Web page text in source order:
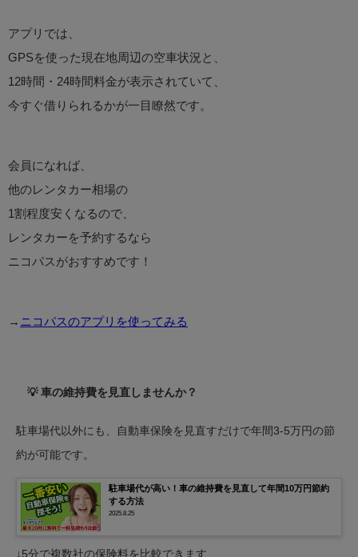
アプリでは、
GPSを使った現在地周辺の空車状況と、
12時間・24時間料金が表示されていて、
今すぐ借りられるかが一目瞭然です。
会員になれば、
他のレンタカー相場の
1割程度安くなるので、
レンタカーを予約するなら
ニコパスがおすすめです！
→ ニコパスのアプリを使ってみる
💡 車の維持費を見直しませんか？
駐車場代以外にも、自動車保険を見直すだけで年間3-5万円の節
約が可能です。
駐車場代が高い！車の維持費を見直して年間10万円節約
する方法
2025.8.25
↓5分で複数社の保険料を比較できます